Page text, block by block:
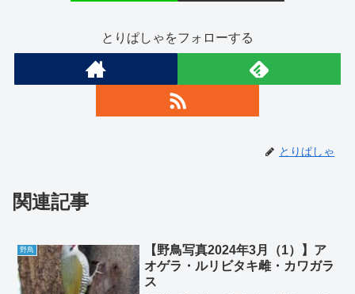
とりぱしゃをフォローする
とりぱしゃ
関連記事
野鳥
【野鳥写真2024年3月（1）】ア
オゲラ・ルリビタキ雌・カワガラ
ス